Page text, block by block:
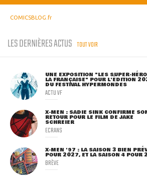
COMICSBLOG.fr
LES DERNIÈRES ACTUS TOUT VOIR
UNE EXPOSITION "LES SUPER-
LA FRANÇAISE" POUR L'ÉDITION
DU FESTIVAL HYPERMONDES
ACTU VF
X-MEN : SADIE SINK CONFIRME
RETOUR POUR LE FILM DE JAKE
SCHREIER
ECRANS
X-MEN '97 : LA SAISON 3 BIEN
POUR 2027, ET LA SAISON 4 POUR
BRÈVE